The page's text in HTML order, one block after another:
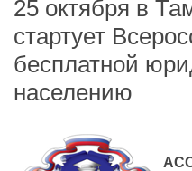
25 октября в
стартует
бесплатной
населению